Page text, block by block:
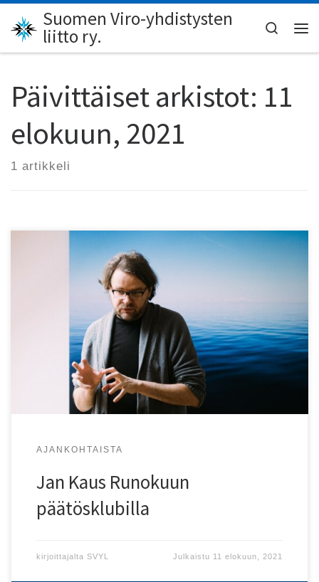
Skip to content
Suomen Viro-yhdistysten
liitto ry.
Search
Päivittäiset arkistot: 11
elokuun, 2021
1 artikkeli
Virolainen runoilija Jan Kaus esiintyy Runokuu-festivaalin
Kasvusto-päätösklubilla 24.8. klo 19-23!
AJANKOHTAISTA
Jan Kaus Runokuun
päätösklubilla
kirjoittajalta SVYL Julkaistu 11 elokuun, 2021